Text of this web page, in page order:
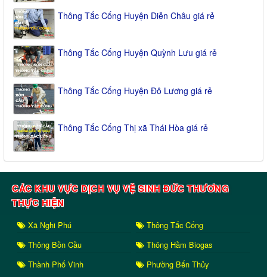
Thông Tắc Cống Huyện Diễn Châu giá rẻ
Thông Tắc Cống Huyện Quỳnh Lưu giá rẻ
Thông Tắc Cống Huyện Đô Lương giá rẻ
Thông Tắc Cống Thị xã Thái Hòa giá rẻ
CÁC KHU VỰC DỊCH VỤ VỆ SINH ĐỨC THƯƠNG
THỰC HIỆN
Xã Nghi Phú
Thông Tắc Cống
Thông Bồn Cầu
Thông Hầm Biogas
Thành Phố Vinh
Phường Bến Thủy